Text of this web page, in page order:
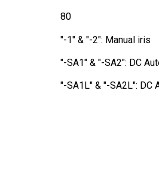
80
"-1" & "-2": Manual iris
"-SA1" & "-SA2": DC
"-SA1L" & "-SA2L":